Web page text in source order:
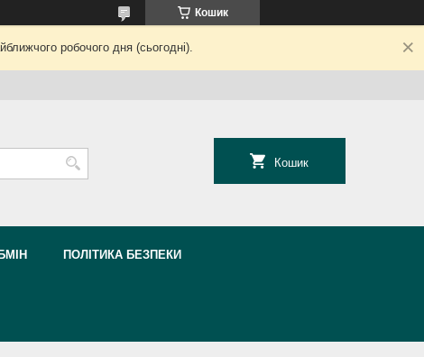
Кошик
робочого дня (сьогодні).
Кошик
ПОЛІТИКА БЕЗПЕКИ